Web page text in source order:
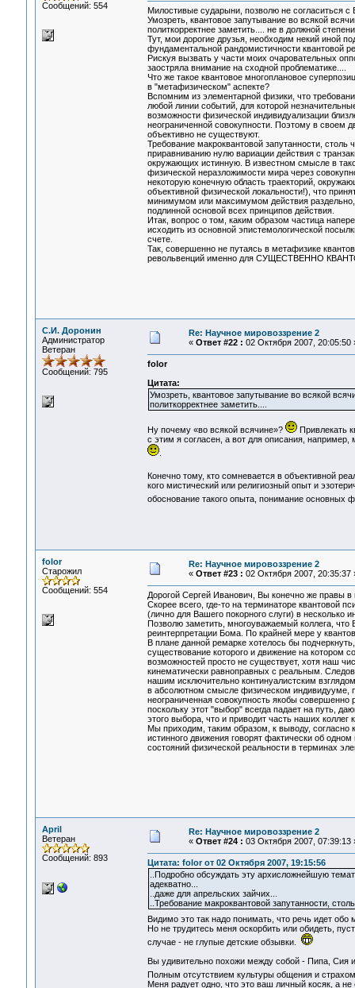
Сообщений: 554
Милостивые сударыни, позволю не
Умозреть, квантовое запутывание во всякой
политкорректнее заметить.... не в должной
Тут, мои дорогие друзья, необходим некий иной
фундаментальной рандомистичности квантовой
Рискуя вызвать у части моих очаровательных
заостряла внимание на сходной проблематике....
Что же такое квантовое многоплановое
в "метафизическом" аспекте?
Вспомним из элементарной физики, что
любой линии событий, для которой
возможности физической индивидуализации
неограниченной совокупности. Поэтому в своем
объективно не существуют.
Требование макроквантовой запутанности,
приравниванию нулю вариации действия с
окружающих истинную. В известном смысле в
физической неразложимости мира через
некоторую конечную область траекторий,
объективной физической локальности!), что
минимумом или максимумом действия раздельно,
подлинной основой всех принципов действия.
Итак, вопрос о том, каким образом частица
исходить из основной эпистемологической
счете.
Так, совершенно не путаясь в метафизике
револьвенций именно для СУЩЕСТВЕННО
С.И. Доронин
Администратор
Ветеран
Сообщений: 795
Re: Научное мировоззрение 2
« Ответ #22 : 02 Октября 2007, 20:05:50
folor
Цитата:
Умозреть, квантовое запутывание во всякой
политкорректнее заметить....
Ну почему «во всякой всячине»?
Привлекать
с этим я согласен, а вот для описания, например,
.
Конечно тому, кто сомневается в объективной
кого мистический или религиозный опыт и
обоснование такого опыта, понимание основных
folor
Старожил
Сообщений: 554
Re: Научное мировоззрение 2
« Ответ #23 : 02 Октября 2007, 20:35:37
Дорогой Сергей Иванович, Вы конечно же правы в
Скорее всего, где-то на терминаторе квантовой
(лично для Вашего покорного слуги) в несколько
Позволю заметить, многоуважаемый коллега, что
реинтерпретации Бома. По крайней мере у
В плане данной ремарке хотелось бы
существование которого и движение на котором
возможностей просто не существует, хотя наш
кинематически равноправных с реальным.
нашим исключительно континуалистским
в абсолютном смысле физическом индивидууме,
неограниченная совокупность якобы
поскольку этот "выбор" всегда падает на путь,
этого выбора, что и приводит часть наших
Мы приходим, таким образом, к выводу, согласно
истинного движения говорят фактически об
состояний физической реальности в терминах
April
Ветеран
Сообщений: 893
Re: Научное мировоззрение 2
« Ответ #24 : 03 Октября 2007, 07:39:13
Цитата: folor от 02 Октября 2007, 19:15:56
..Подробно обсуждать эту архисложнейшую
адекватно...
..даже для апрельских зайчих...
..Требование макроквантовой запутанности,
Видимо это так надо понимать, что речь идет обо
Но не трудитесь меня оскорбить или обидеть,
случае - не глупые детские обзывки.
Вы удивительно похожи между собой - Пипа, Сия
Полным отсутствием культуры общения и
Меня радует одно, что это ваш личный косяк, а